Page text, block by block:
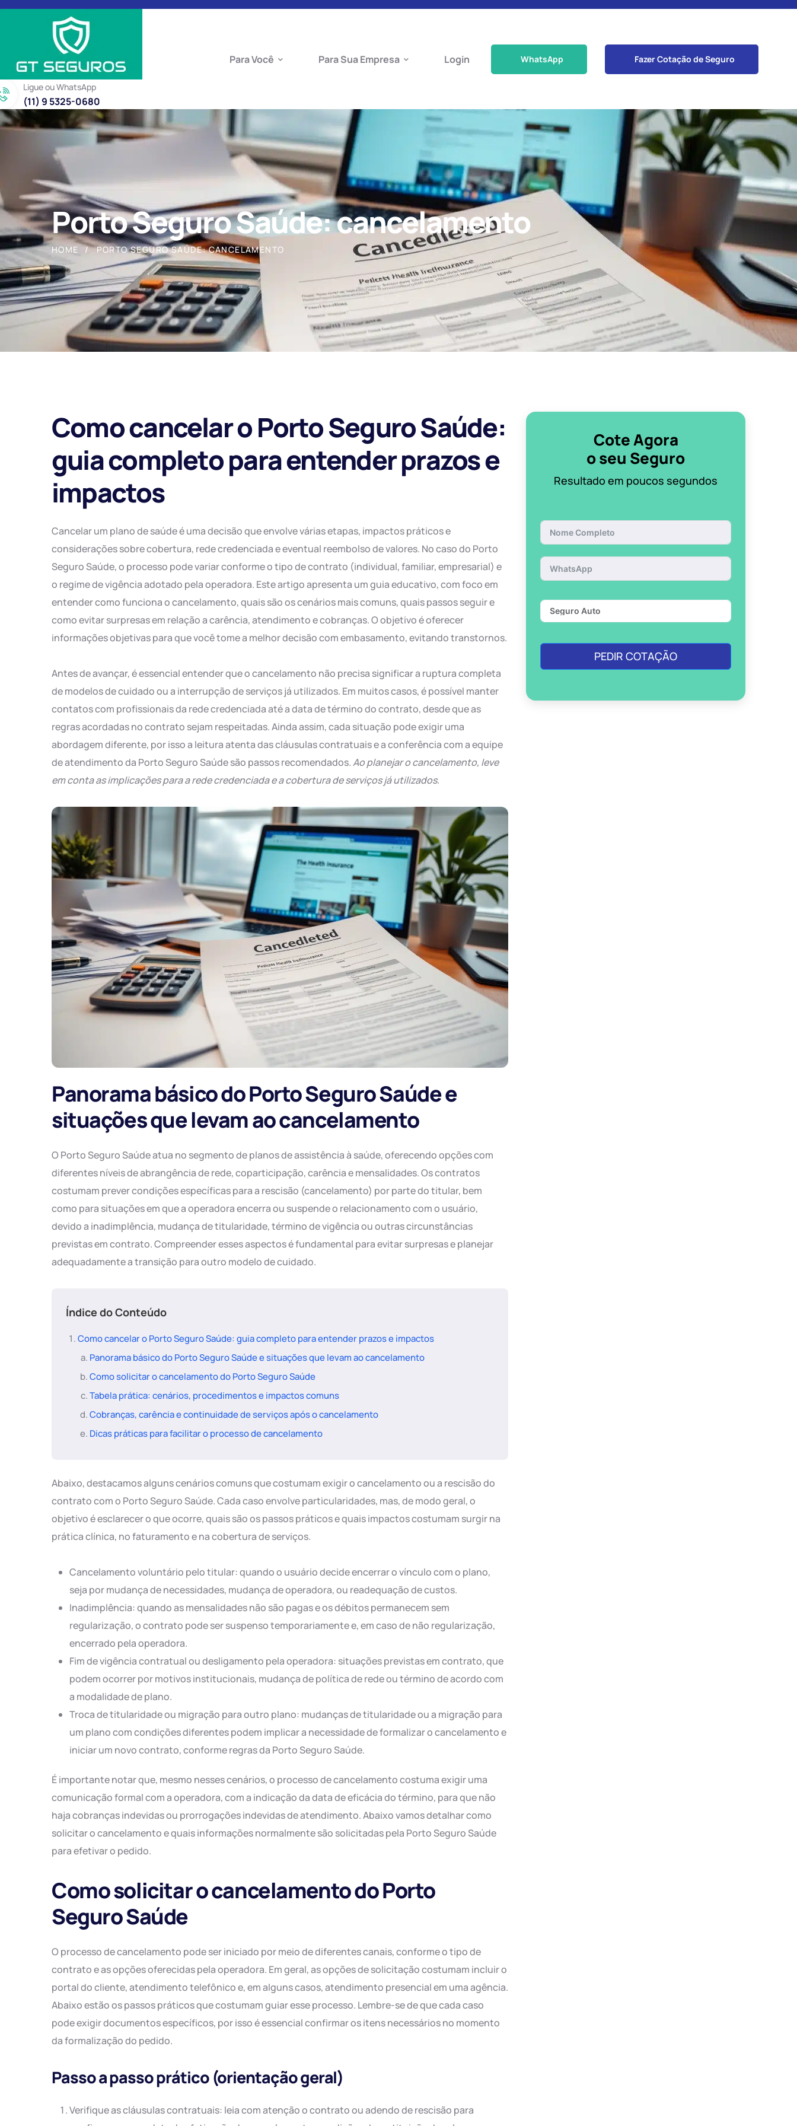
Ligue ou WhatsApp
(11) 9 5325-0680
Para Você Para Sua Empresa Login WhatsApp Fazer Cotação de Seguro
Porto Seguro Saúde: cancelamento
HOME PORTO SEGURO SAÚDE: CANCELAMENTO
Como cancelar o Porto Seguro Saúde:
guia completo para entender prazos e
impactos
Cancelar um plano de saúde é uma decisão que envolve várias etapas, impactos práticos e
considerações sobre cobertura, rede credenciada e eventual reembolso de valores. No caso do Porto
Seguro Saúde, o processo pode variar conforme o tipo de contrato (individual, familiar, empresarial) e
o regime de vigência adotado pela operadora. Este artigo apresenta um guia educativo, com foco em
entender como funciona o cancelamento, quais são os cenários mais comuns, quais passos seguir e
como evitar surpresas em relação a carência, atendimento e cobranças. O objetivo é oferecer
informações objetivas para que você tome a melhor decisão com embasamento, evitando transtornos.
Antes de avançar, é essencial entender que o cancelamento não precisa significar a ruptura completa
de modelos de cuidado ou a interrupção de serviços já utilizados. Em muitos casos, é possível manter
contatos com profissionais da rede credenciada até a data de término do contrato, desde que as
regras acordadas no contrato sejam respeitadas. Ainda assim, cada situação pode exigir uma
abordagem diferente, por isso a leitura atenta das cláusulas contratuais e a conferência com a equipe
de atendimento da Porto Seguro Saúde são passos recomendados.Ao planejar o cancelamento, leve
em conta as implicações para a rede credenciada e a cobertura de serviços já utilizados.
Panorama básico do Porto Seguro Saúde e
situações que levam ao cancelamento
O Porto Seguro Saúde atua no segmento de planos de assistência à saúde, oferecendo opções com
diferentes níveis de abrangência de rede, coparticipação, carência e mensalidades. Os contratos
costumam prever condições específicas para a rescisão (cancelamento) por parte do titular, bem
como para situações em que a operadora encerra ou suspende o relacionamento com o usuário,
devido a inadimplência, mudança de titularidade, término de vigência ou outras circunstâncias
previstas em contrato. Compreender esses aspectos é fundamental para evitar surpresas e planejar
adequadamente a transição para outro modelo de cuidado.
Índice do Conteúdo
Como cancelar o Porto Seguro Saúde: guia completo para entender prazos e impactos
Panorama básico do Porto Seguro Saúde e situações que levam ao cancelamento
Como solicitar o cancelamento do Porto Seguro Saúde
Tabela prática: cenários, procedimentos e impactos comuns
Cobranças, carência e continuidade de serviços após o cancelamento
Dicas práticas para facilitar o processo de cancelamento
Abaixo, destacamos alguns cenários comuns que costumam exigir o cancelamento ou a rescisão do
contrato com o Porto Seguro Saúde. Cada caso envolve particularidades, mas, de modo geral, o
objetivo é esclarecer o que ocorre, quais são os passos práticos e quais impactos costumam surgir na
prática clínica, no faturamento e na cobertura de serviços.
Cancelamento voluntário pelo titular: quando o usuário decide encerrar o vínculo com o plano,
seja por mudança de necessidades, mudança de operadora, ou readequação de custos.
Inadimplência: quando as mensalidades não são pagas e os débitos permanecem sem
regularização, o contrato pode ser suspenso temporariamente e, em caso de não regularização,
encerrado pela operadora.
Fim de vigência contratual ou desligamento pela operadora: situações previstas em contrato, que
podem ocorrer por motivos institucionais, mudança de política de rede ou término de acordo com
a modalidade de plano.
Troca de titularidade ou migração para outro plano: mudanças de titularidade ou a migração para
um plano com condições diferentes podem implicar a necessidade de formalizar o cancelamento e
iniciar um novo contrato, conforme regras da Porto Seguro Saúde.
É importante notar que, mesmo nesses cenários, o processo de cancelamento costuma exigir uma
comunicação formal com a operadora, com a indicação da data de eficácia do término, para que não
haja cobranças indevidas ou prorrogações indevidas de atendimento. Abaixo vamos detalhar como
solicitar o cancelamento e quais informações normalmente são solicitadas pela Porto Seguro Saúde
para efetivar o pedido.
Como solicitar o cancelamento do Porto
Seguro Saúde
O processo de cancelamento pode ser iniciado por meio de diferentes canais, conforme o tipo de
contrato e as opções oferecidas pela operadora. Em geral, as opções de solicitação costumam incluir o
portal do cliente, atendimento telefônico e, em alguns casos, atendimento presencial em uma agência.
Abaixo estão os passos práticos que costumam guiar esse processo. Lembre-se de que cada caso
pode exigir documentos específicos, por isso é essencial confirmar os itens necessários no momento
da formalização do pedido.
Passo a passo prático (orientação geral)
Verifique as cláusulas contratuais: leia com atenção o contrato ou adendo de rescisão para
Cote Agora
o seu Seguro
Resultado em poucos segundos
PEDIR COTAÇÃO